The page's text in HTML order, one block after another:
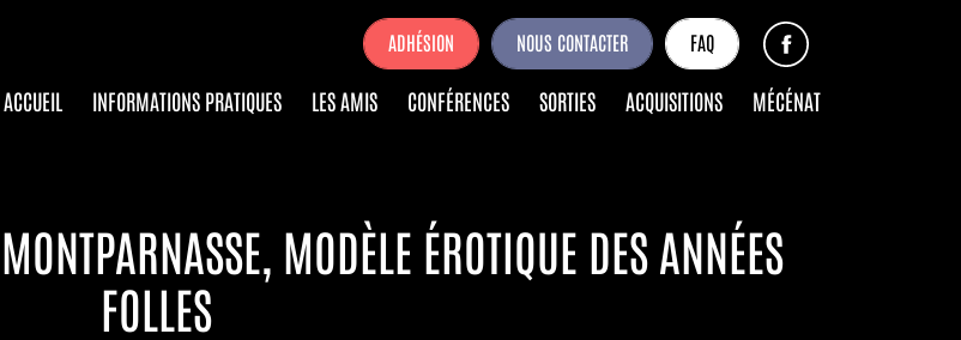
ADHÉSION NOUS CONTACTER FAQ
ACCUEIL INFORMATIONS PRATIQUES LES AMIS CONFÉRENCES SORTIES ACQUISITIONS MÉCÉNAT
MODÈLE ÉROTIQUE DES ANNÉES
FOLLES